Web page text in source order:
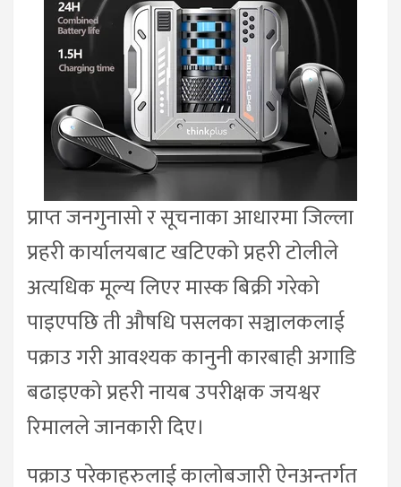
प्राप्त जनगुनासो र सूचनाका आधारमा जिल्ला
प्रहरी कार्यालयबाट खटिएको प्रहरी टोलीले
अत्यधिक मूल्य लिएर मास्क बिक्री गरेको
पाइएपछि ती औषधि पसलका सञ्चालकलाई
पक्राउ गरी आवश्यक कानुनी कारबाही अगाडि
बढाइएको प्रहरी नायब उपरीक्षक जयश्वर
रिमालले जानकारी दिए।
पक्राउ परेकाहरुलाई कालोबजारी ऐनअन्तर्गत